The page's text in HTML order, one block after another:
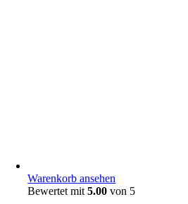
Warenkorb ansehen
Bewertet mit5.00 von 5